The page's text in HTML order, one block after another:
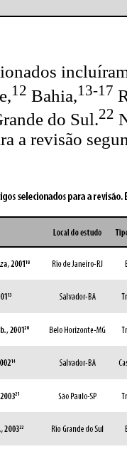
12 Bahia,13-17
do Sul.22
a revisão